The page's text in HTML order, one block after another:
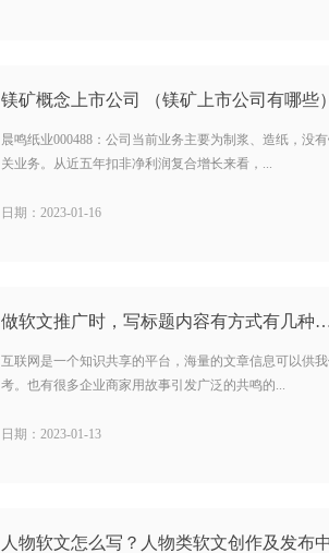
镁矿概念上市公司 （镁矿上市公司有哪些
晨鸣纸业000488：公司当前业务主要为制浆、造纸，没
关业务。从近五年扣非净利润复合增长来看，...
日期：2023-01-16
做软文推广时，写标题内容有方式有几种
互联网是一个知识共享的平台，海量的文章信息可以供
考。也有很多企业商家用故事引发广泛的共鸣的...
日期：2023-01-13